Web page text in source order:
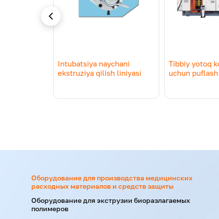
SMS — это аббревиатура от «спанбонд/
прочность, а внутренний слой
медицине: одноразовая одежда, маски,
Процесс создания изделий довольно
Подготовка полимера
конвейерную ленту, где формируется
Формирование мельтблауна
Intubatsiya naychani
ekstruziya qilish liniyasi
Tibbiy yotoq
uchun
Оборудование для производства медицинских
расходных материалов и средств защиты
Оборудование для экструзии биоразлагаемых
полимеров